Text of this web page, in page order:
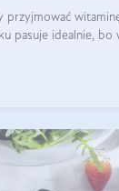
przyjmować
pasuje idealnie, bo